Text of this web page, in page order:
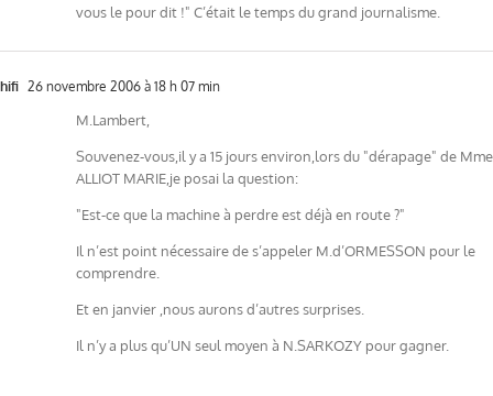
vous le pour dit !" C’était le temps du grand journalisme.
hifi 26 novembre 2006 à 18 h 07 min
M.Lambert,
Souvenez-vous,il y a 15 jours environ,lors du "dérapage" de Mme
ALLIOT MARIE,je posai la question:
"Est-ce que la machine à perdre est déjà en route ?"
Il n’est point nécessaire de s’appeler M.d’ORMESSON pour le
comprendre.
Et en janvier ,nous aurons d’autres surprises.
Il n’y a plus qu’UN seul moyen à N.SARKOZY pour gagner.